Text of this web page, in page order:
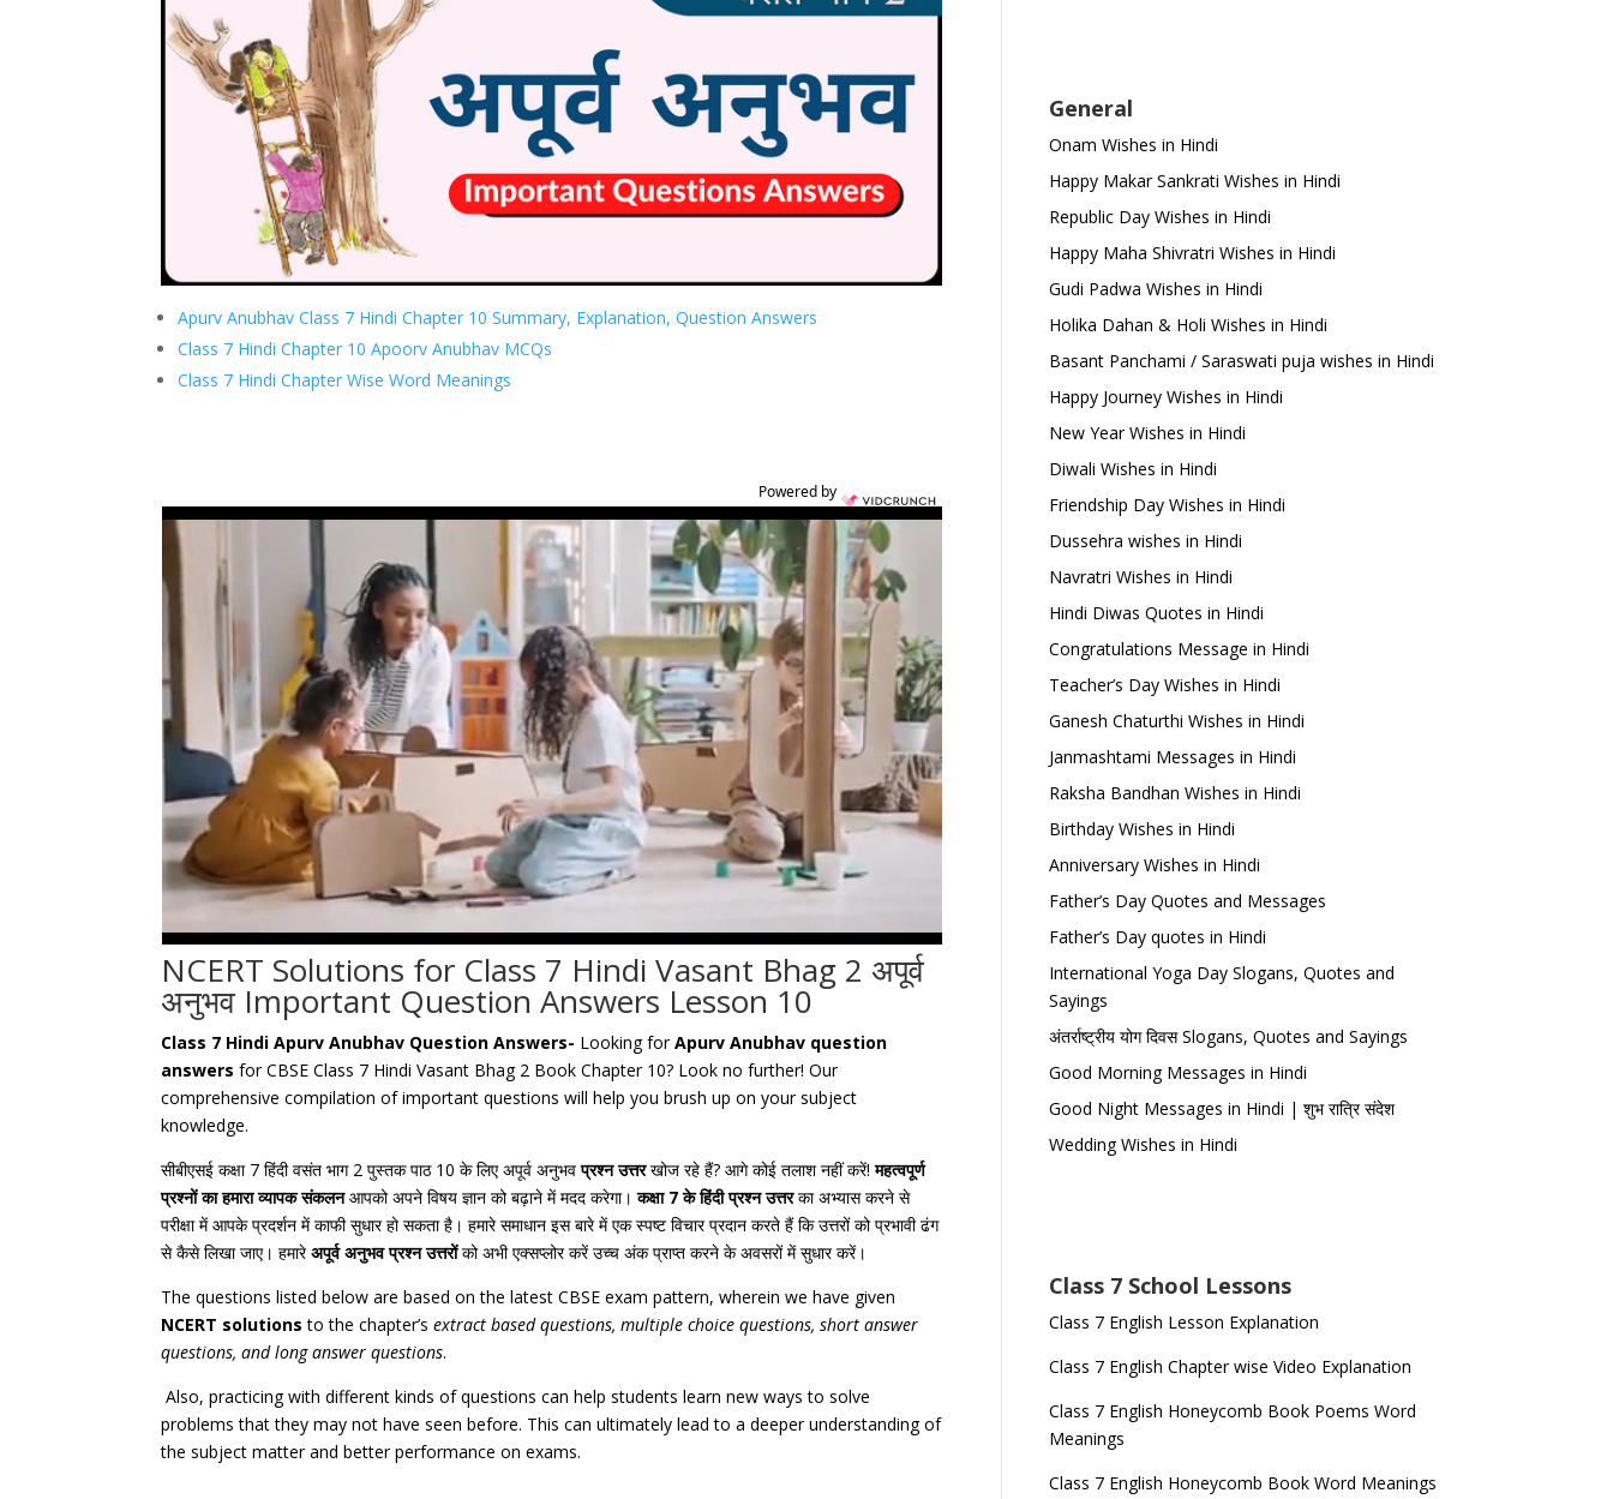
Apurv Anubhav Class 7 Hindi Chapter 10 Summary, Explanation, Question Answers
Class 7 Hindi Chapter 10 Apoorv Anubhav MCQs
Class 7 Hindi Chapter Wise Word Meanings
Powered by
NCERT Solutions for Class 7 Hindi Vasant Bhag 2 अपूर्व
अनुभव Important Question Answers Lesson 10
Class 7 Hindi Apurv Anubhav Question Answers- Looking forApurv Anubhav question
answers for CBSE Class 7 Hindi Vasant Bhag 2 Book Chapter 10? Look no further! Our
comprehensive compilation of important questions will help you brush up on your subject
knowledge.
सीबीएसई कक्षा 7हिंदी वसंत भाग 2 पुस्तक पाठ10के लिएअपूर्व अनुभवप्रश्न उत्तर खोज रहे हैं?आगे कोई तलाश नहीं करें!महत्वपूर्ण
प्रश्नों का हमारा व्यापक संकलन आपको अपने विषय ज्ञान को बढ़ाने में मदद करेगा। कक्षा7के हिंदी प्रश्न उत्तर का अभ्यास करने से
परीक्षा में आपके प्रदर्शन में काफी सुधार हो सकता है। हमारे समाधान इस बारे में एक स्पष्ट विचार प्रदान करते हैं कि उत्तरों को प्रभावी ढंग
से कैसे लिखा जाए। हमारे अपूर्व अनुभव प्रश्न उत्तरों को अभी एक्सप्लोर करें उच्च अंक प्राप्त करने के अवसरों में सुधार करें।
The questions listed below are based on the latest CBSE exam pattern, wherein we have given
NCERT solutionsto the chapter’sextract based questions, multiple choice questions, short answer
questions, and long answer questions.
Also, practicing with different kinds of questions can help students learn new ways to solve
problems that they may not have seen before. This can ultimately lead to a deeper understanding of
the subject matter and better performance on exams.
General
Onam Wishes in Hindi
Happy Makar Sankrati Wishes in Hindi
Republic Day Wishes in Hindi
Happy Maha Shivratri Wishes in Hindi
Gudi Padwa Wishes in Hindi
Holika Dahan & Holi Wishes in Hindi
Basant Panchami / Saraswati puja wishes in Hindi
Happy Journey Wishes in Hindi
New Year Wishes in Hindi
Diwali Wishes in Hindi
Friendship Day Wishes in Hindi
Dussehra wishes in Hindi
Navratri Wishes in Hindi
Hindi Diwas Quotes in Hindi
Congratulations Message in Hindi
Teacher’s Day Wishes in Hindi
Ganesh Chaturthi Wishes in Hindi
Janmashtami Messages in Hindi
Raksha Bandhan Wishes in Hindi
Birthday Wishes in Hindi
Anniversary Wishes in Hindi
Father’s Day Quotes and Messages
Father’s Day quotes in Hindi
International Yoga Day Slogans, Quotes and
Sayings
अंतर्राष्ट्रीय योग दिवस Slogans, Quotes and Sayings
Good Morning Messages in Hindi
Good Night Messages in Hindi | शुभ रात्रि संदेश
Wedding Wishes in Hindi
Class 7 School Lessons
Class 7 English Lesson Explanation
Class 7 English Chapter wise Video Explanation
Class 7 English Honeycomb Book Poems Word
Meanings
Class 7 English Honeycomb Book Word Meanings